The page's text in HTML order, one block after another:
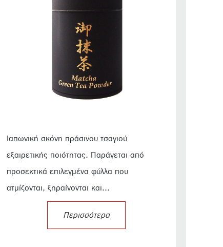
Ιαπωνική σκόνη πράσινου τσαγιού
εξαιρετικής ποιότητας. Παράγεται από
προσεκτικά επιλεγμένα φύλλα που
ατμίζονται, ξηραίνονται και...
Περισσότερα